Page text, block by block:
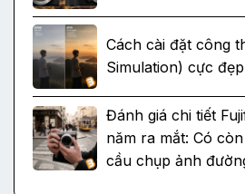
Cách cài đặt công
Simulation) cực
Đánh giá chi tiết
năm ra mắt: Có
cầu chụp ảnh